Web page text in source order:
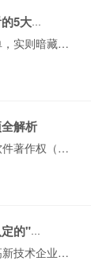
软著申请避坑指南：企业必看的5大常见错误
软件著作权申请，看似流程简单，实则暗藏细节陷阱。根据构卓企服多年服务经验，超过95%的首次申请者都曾因疏忽导致驳回或延误，甚至影响项目申报和高新企业认···
解析
在软件行业蓬勃发展的今天，软件著作权（简称“软著”）作为软件开发者重要的“知识产权身份证”，其重要性日···
软件著作权：高新技术企业认定的"加速器"
在数字经济蓬勃发展的今天，高新技术企业（以下简称"高企"）认定已成为科技型企业提升品牌价值、享受政策红利的重要途径。而计算机软件著作权（简称"软著"）···